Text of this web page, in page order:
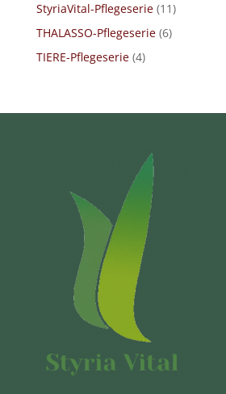
StyriaVital-Pflegeserie (11)
THALASSO-Pflegeserie (6)
TIERE-Pflegeserie (4)